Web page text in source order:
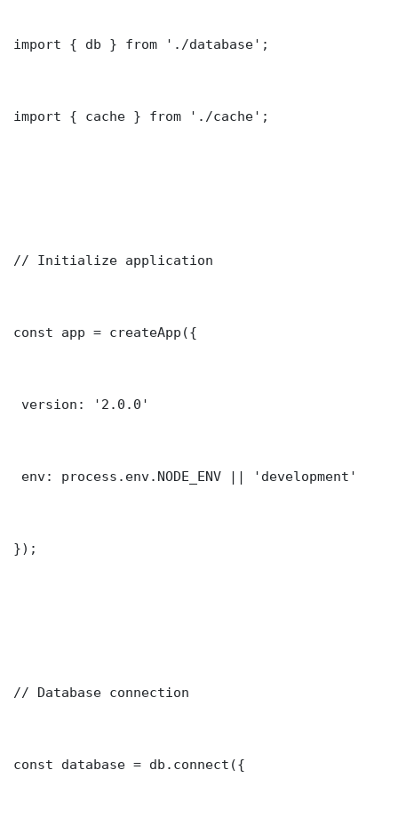
import { db } from './database';
import { cache } from './cache';
// Initialize application
const app = createApp({
version: '2.0.0'
env: process.env.NODE_ENV || 'development'
});
// Database connection
const database = db.connect({